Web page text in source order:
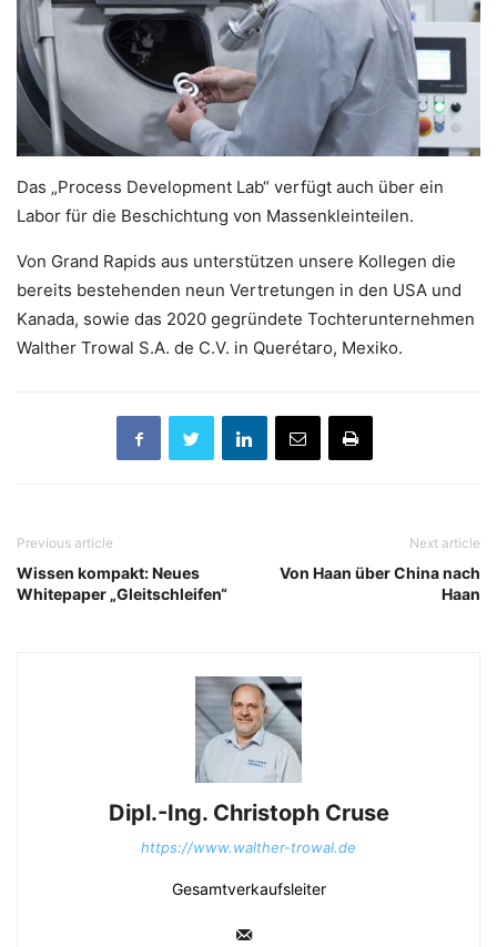
Das „Process Development Lab“ verfügt auch über ein
Labor für die Beschichtung von Massenkleinteilen.
Von Grand Rapids aus unterstützen unsere Kollegen die
bereits bestehenden neun Vertretungen in den USA und
Kanada, sowie das 2020 gegründete Tochterunternehmen
Walther Trowal S.A. de C.V. in Querétaro, Mexiko.
Previous article
Wissen kompakt: Neues
Whitepaper „Gleitschleifen“
Next article
Von Haan über China nach
Haan
Dipl.-Ing. Christoph Cruse
https://www.walther-trowal.de
Gesamtverkaufsleiter